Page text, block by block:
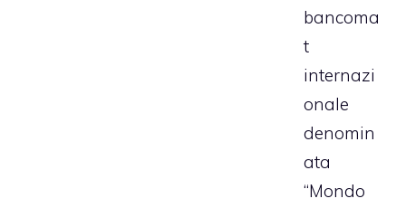
bancoma
t
internazi
onale
denomin
ata
“Mondo